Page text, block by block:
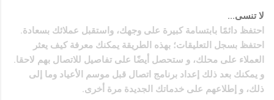
لا تنسى...
احتفظ دائمًا بابتسامة كبيرة على وجهك، واستقبل عملائك بسعادة.
احتفظ بسجل التعليقات؛ بهذه الطريقة يمكنك معرفة كيف يعثر
العملاء على محلك، و ستحصل أيضًا على تفاصيل للاتصال بهم لاحقا.
و يمكنك بعد ذلك إعداد برنامج اتصال قبل موسم الأعياد وما إلى
ذلك، و إطلاعهم على خدماتك الجديدة مرة أخرى.